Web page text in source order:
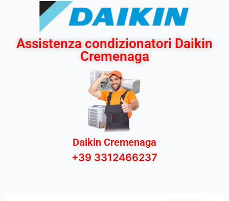
Assistenza condizionatori Daikin
Cremenaga
Daikin Cremenaga
+39 3312466237